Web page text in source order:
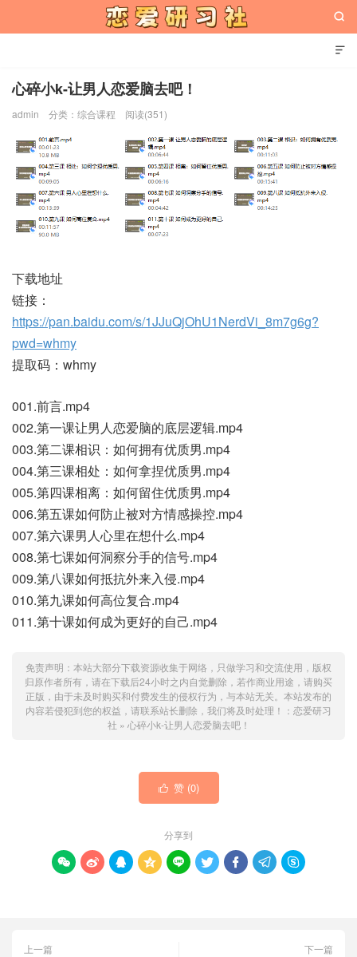


心碎小k-让男人恋爱脑去吧！
admin 分类： 综合课程 阅读(351)
下载地址
链接：
https://pan.baidu.com/s/1JJuQjOhU1NerdVi_8m7g6g?
pwd=whmy
提取码：whmy
001.前言.mp4
002.第一课让男人恋爱脑的底层逻辑.mp4
003.第二课相识：如何拥有优质男.mp4
004.第三课相处：如何拿捏优质男.mp4
005.第四课相离：如何留住优质男.mp4
006.第五课如何防止被对方情感操控.mp4
007.第六课男人心里在想什么.mp4
008.第七课如何洞察分手的信号.mp4
009.第八课如何抵抗外来入侵.mp4
010.第九课如何高位复合.mp4
011.第十课如何成为更好的自己.mp4
免责声明：本站大部分下载资源收集于网络，只做学习和交流使用，版权
归原作者所有，请在下载后24小时之内自觉删除，若作商业用途，请购买
正版，由于未及时购买和付费发生的侵权行为，与本站无关。本站发布的
内容若侵犯到您的权益，请联系站长删除，我们将及时处理！： 恋爱研习
社 » 心碎小k-让男人恋爱脑去吧！
 赞 (0)
分享到
        
上一篇
下一篇